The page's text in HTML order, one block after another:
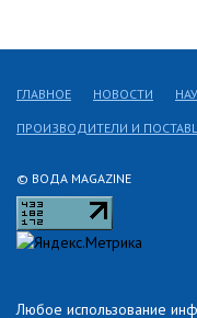
© ВОДА MAGAZINE
Любое использование
ГЛАВНОЕ НОВОСТИ
ПРОИЗВОДИТЕЛИ И